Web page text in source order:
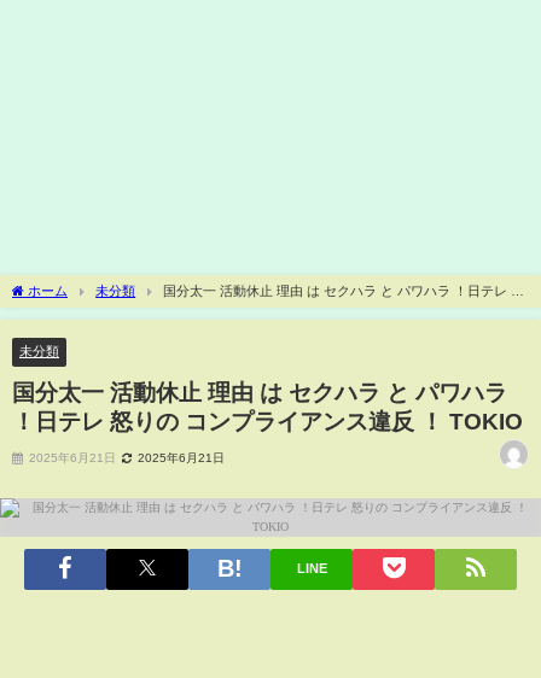
ホーム 未分類
国分太一 活動休止 理由 は セクハラ と パワハラ ！日テレ 怒
りの コンプライアンス違反 ！ TOKIO
未分類
国分太一 活動休止 理由 は セクハラ と パワハラ
！日テレ 怒りの コンプライアンス違反 ！ TOKIO
2025年6月21日 2025年6月21日
LINE